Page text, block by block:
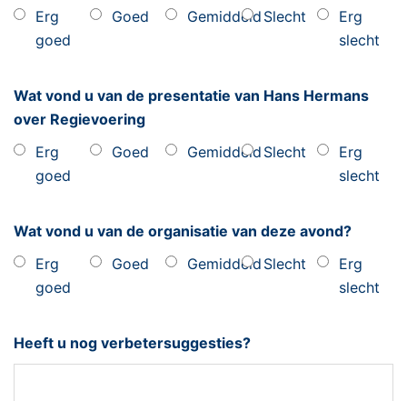
Erg
goed
Goed Gemiddeld Slecht
Erg
slecht
Wat vond u van de presentatie van Hans Hermans
over Regievoering
Erg
goed
Goed Gemiddeld Slecht
Erg
slecht
Wat vond u van de organisatie van deze avond?
Erg
goed
Goed Gemiddeld Slecht
Erg
slecht
Heeft u nog verbetersuggesties?